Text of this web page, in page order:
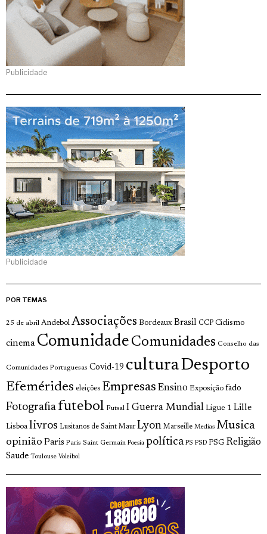
Publicidade
Publicidade
POR TEMAS
25 de abril Andebol Associações Bordeaux Brasil CCP Ciclismo
cinema Comunidade Comunidades Conselho das
Comunidades Portuguesas Covid-19 culturaDesporto
Efemérides eleições Empresas Ensino Exposição fado
Fotografia futebol Futsal I Guerra Mundial Ligue 1 Lille
Lisboa livros Lusitanos de Saint Maur Lyon Marseille Medias Musica
opinião Paris Paris Saint Germain Poesia política PS PSD PSG Religião
Saude Toulouse Voleibol